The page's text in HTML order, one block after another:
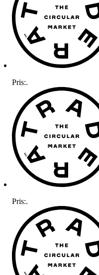
Pris:.
Pris:.